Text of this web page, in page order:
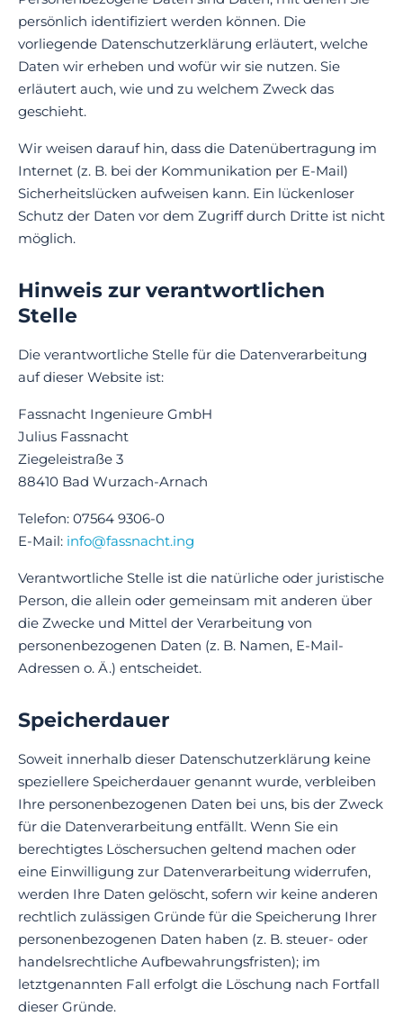
persönlich identifiziert werden können. Die
vorliegende Datenschutzerklärung erläutert, welche
Daten wir erheben und wofür wir sie nutzen. Sie
erläutert auch, wie und zu welchem Zweck das
geschieht.
Wir weisen darauf hin, dass die Datenübertragung im
Internet (z. B. bei der Kommunikation per E-Mail)
Sicherheitslücken aufweisen kann. Ein lückenloser
Schutz der Daten vor dem Zugriff durch Dritte ist nicht
möglich.
Hinweis zur verantwortlichen
Stelle
Die verantwortliche Stelle für die Datenverarbeitung
auf dieser Website ist:
Fassnacht Ingenieure GmbH
Julius Fassnacht
Ziegeleistraße 3
88410 Bad Wurzach-Arnach
Telefon: 07564 9306-0
E-Mail: info@fassnacht.ing
Verantwortliche Stelle ist die natürliche oder juristische
Person, die allein oder gemeinsam mit anderen über
die Zwecke und Mittel der Verarbeitung von
personenbezogenen Daten (z. B. Namen, E-Mail-
Adressen o. Ä.) entscheidet.
Speicherdauer
Soweit innerhalb dieser Datenschutzerklärung keine
speziellere Speicherdauer genannt wurde, verbleiben
Ihre personenbezogenen Daten bei uns, bis der Zweck
für die Datenverarbeitung entfällt. Wenn Sie ein
berechtigtes Löschersuchen geltend machen oder
eine Einwilligung zur Datenverarbeitung widerrufen,
werden Ihre Daten gelöscht, sofern wir keine anderen
rechtlich zulässigen Gründe für die Speicherung Ihrer
personenbezogenen Daten haben (z. B. steuer- oder
handelsrechtliche Aufbewahrungsfristen); im
letztgenannten Fall erfolgt die Löschung nach Fortfall
dieser Gründe.